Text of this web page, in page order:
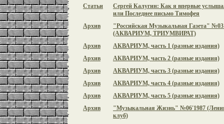
Статьи
Сергей Калугин: Как я впервые
или Последнее письмо Тимофея
Архив
"Российская Музыкальная Газета"
(АКВАРИУМ, ТРИУМВИРАТ)
Архив
АКВАРИУМ, часть 1 (разные издания)
Архив
АКВАРИУМ, часть 2 (разные издания)
Архив
АКВАРИУМ, часть 3 (разные издания)
Архив
АКВАРИУМ, часть 4 (разные издания)
Архив
АКВАРИУМ, часть 5 (разные издания)
Архив
"Музыкальная Жизнь" №06'1987
клуб)